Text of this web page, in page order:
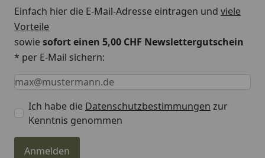
Einfach hier die E-Mail-Adresse eintragen und viele
Vorteile
sowiesofort einen 5,00 CHF Newslettergutschein
* per E-Mail sichern:
Keine Eingabe erforderlich
Eingabe erforderlich
E-Mail *
Ich habe die Datenschutzbestimmungen zur
Kenntnis genommen
Anmelden